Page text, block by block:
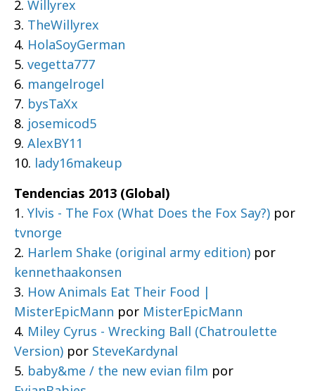
2. Willyrex
3. TheWillyrex
4. HolaSoyGerman
5. vegetta777
6. mangelrogel
7. bysTaXx
8. josemicod5
9. AlexBY11
10. lady16makeup
Tendencias 2013 (Global)
1. Ylvis - The Fox (What Does the Fox Say?) por
tvnorge
2. Harlem Shake (original army edition) por
kennethaakonsen
3. How Animals Eat Their Food |
MisterEpicMann por MisterEpicMann
4. Miley Cyrus - Wrecking Ball (Chatroulette
Version) por SteveKardynal
5. baby&me / the new evian film por